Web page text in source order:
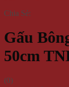
Chia Sẻ:
Gấu
50cm
(0)